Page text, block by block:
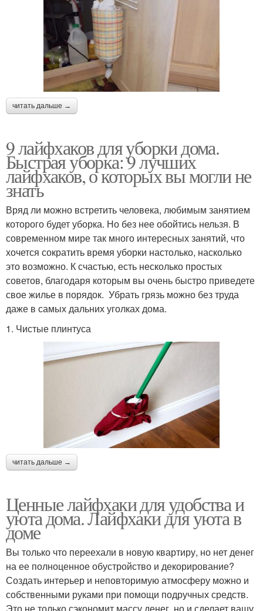
читать дальше →
9 лайфхаков для уборки дома.
Быстрая уборка: 9 лучших
лайфхаков, о которых вы могли не
знать
Вряд ли можно встретить человека, любимым занятием
которого будет уборка. Но без нее обойтись нельзя. В
современном мире так много интересных занятий, что
хочется сократить время уборки настолько, насколько
это возможно. К счастью, есть несколько простых
советов, благодаря которым вы очень быстро приведете
свое жилье в порядок. Убрать грязь можно без труда
даже в самых дальних уголках дома.
1. Чистые плинтуса
читать дальше →
Ценные лайфхаки для удобства и
уюта дома. Лайфхаки для уюта в
доме
Вы только что переехали в новую квартиру, но нет денег
на ее полноценное обустройство и декорирование?
Создать интерьер и неповторимую атмосферу можно и
собственными руками при помощи подручных средств.